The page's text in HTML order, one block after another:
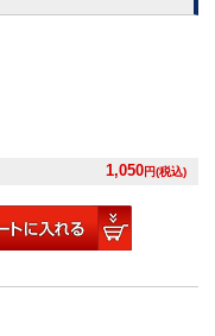
1,050円(税込)